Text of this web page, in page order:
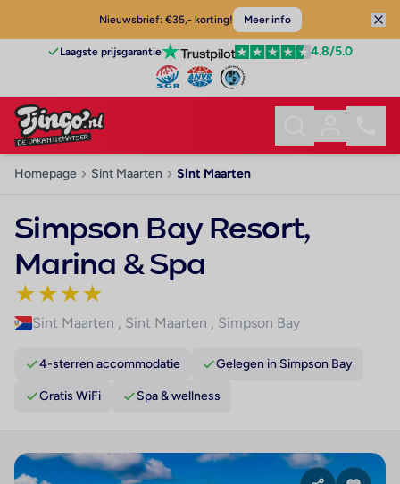
Nieuwsbrief: €35,- korting! Meer info
Laagste prijsgarantie 4.8/5.0
Homepage Sint Maarten Sint Maarten
Simpson Bay Resort,
Marina & Spa
★★★★
Sint Maarten , Sint Maarten , Simpson Bay
4-sterren accommodatie Gelegen in Simpson Bay
Gratis WiFi Spa & wellness